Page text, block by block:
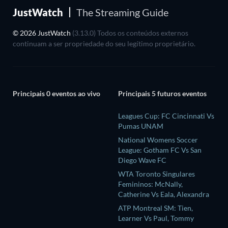
JustWatch The Streaming Guide
© 2026 JustWatch (3.13.0) Todos os conteúdos externos
continuam a ser propriedade do seu legítimo proprietário.
Principais 0 eventos ao vivo Principais 5 futuros eventos
Leagues Cup: FC Cincinnati Vs
Pumas UNAM
National Womens Soccer
League: Gotham FC Vs San
Diego Wave FC
WTA Toronto Singulares
Femininos: McNally,
Catherine Vs Eala, Alexandra
ATP Montreal SM: Tien,
Learner Vs Paul, Tommy